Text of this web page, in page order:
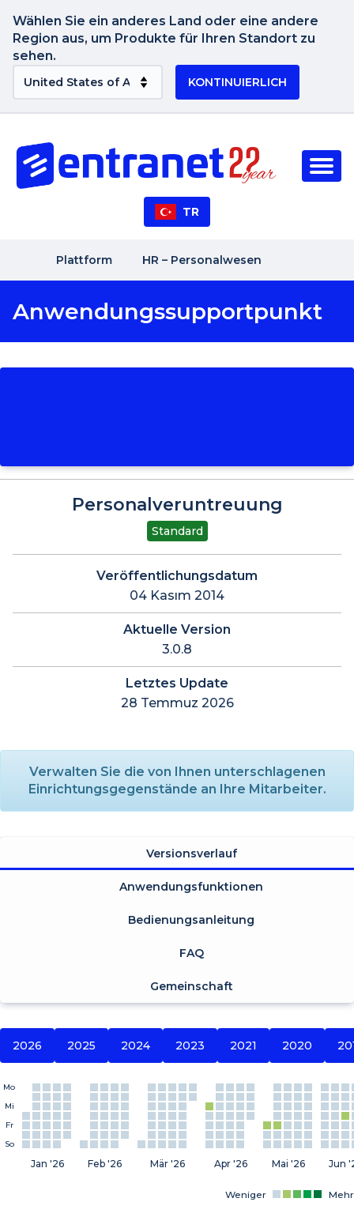
Wählen Sie ein anderes Land oder eine andere
Region aus, um Produkte für Ihren Standort zu
sehen.
KONTINUIERLICH
TR
Plattform HR – Personalwesen
Anwendungssupportpunkt
Personalveruntreuung
Standard
Veröffentlichungsdatum
04 Kasım 2014
Aktuelle Version
3.0.8
Letztes Update
28 Temmuz 2026
Verwalten Sie die von Ihnen unterschlagenen
Einrichtungsgegenstände an Ihre Mitarbeiter.
Versionsverlauf
Anwendungsfunktionen
Bedienungsanleitung
FAQ
Gemeinschaft
2026 2025 2024 2023 2021 2020
Mo
Mi
Fr
So
Jan '26 Feb '26 Mär '26 Apr '26 Mai '26 Jun
Weniger Mehr